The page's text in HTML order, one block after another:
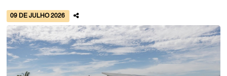
09 DE JULHO 2026